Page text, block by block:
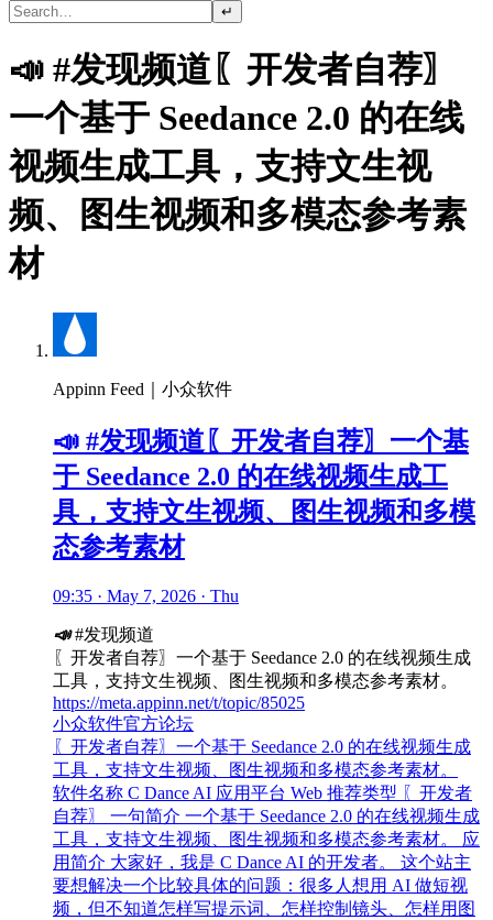
↵
📣 #发现频道〖开发者自荐〗
一个基于 Seedance 2.0 的在线
视频生成工具，支持文生视
频、图生视频和多模态参考素
材
Appinn Feed｜小众软件
📣 #发现频道〖开发者自荐〗一个基
于 Seedance 2.0 的在线视频生成工
具，支持文生视频、图生视频和多模
态参考素材
09:35 · May 7, 2026 · Thu
📣#发现频道
〖开发者自荐〗一个基于 Seedance 2.0 的在线视频生成
工具，支持文生视频、图生视频和多模态参考素材。
https://meta.appinn.net/t/topic/85025
小众软件官方论坛
〖开发者自荐〗一个基于 Seedance 2.0 的在线视频生成
工具，支持文生视频、图生视频和多模态参考素材。
软件名称 C Dance AI 应用平台 Web 推荐类型 〖开发者
自荐〗 一句简介 一个基于 Seedance 2.0 的在线视频生成
工具，支持文生视频、图生视频和多模态参考素材。 应
用简介 大家好，我是 C Dance AI 的开发者。 这个站主
要想解决一个比较具体的问题：很多人想用 AI 做短视
频，但不知道怎样写提示词、怎样控制镜头、怎样用图